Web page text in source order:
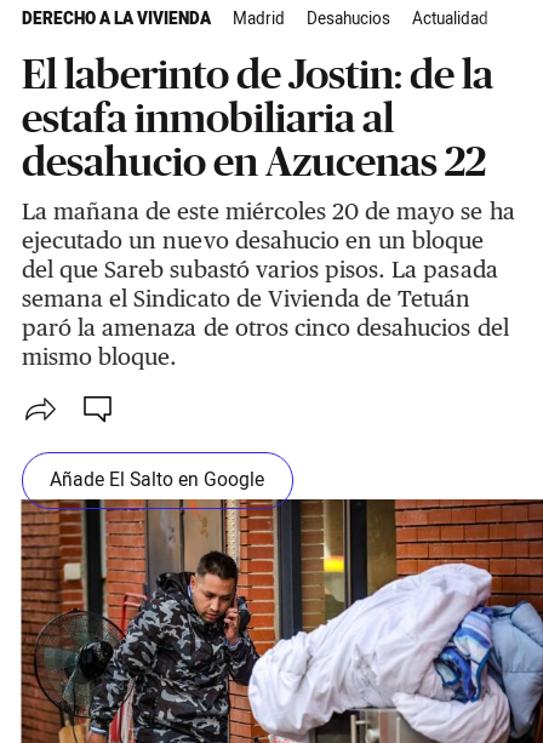
DERECHO A LA VIVIENDA Madrid Desahucios Actualidad
El laberinto de Jostin: de la
estafa inmobiliaria al
desahucio en Azucenas 22
La mañana de este miércoles 20 de mayo se ha
ejecutado un nuevo desahucio en un bloque
del que Sareb subastó varios pisos. La pasada
semana el Sindicato de Vivienda de Tetuán
paró la amenaza de otros cinco desahucios del
mismo bloque.
Añade El Salto en Google